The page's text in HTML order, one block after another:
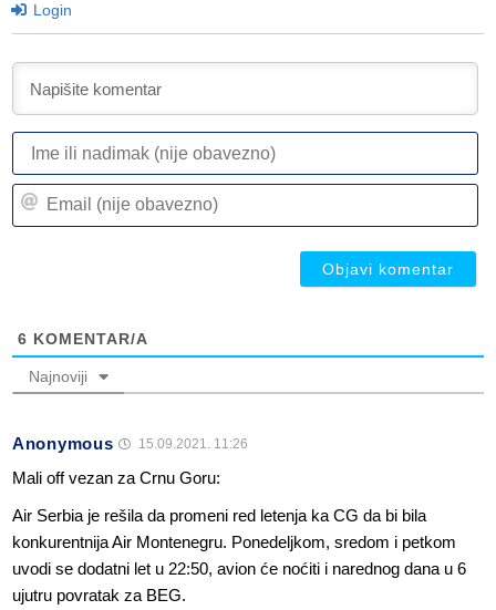
Login
6 KOMENTAR/A
Najnoviji
Anonymous 15.09.2021. 11:26
Mali off vezan za Crnu Goru:
Air Serbia je rešila da promeni red letenja ka CG da bi bila
konkurentnija Air Montenegru. Ponedeljkom, sredom i petkom
uvodi se dodatni let u 22:50, avion će noćiti i narednog dana u 6
ujutru povratak za BEG.